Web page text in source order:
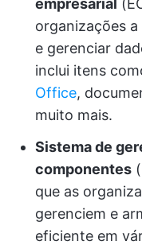
empresarial
organizações
e gerenciar
inclui itens
Office,
muito mais.
Sistema de
componentes
que as
gerenciem e
eficiente em